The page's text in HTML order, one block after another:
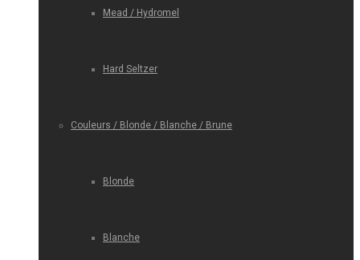
Mead / Hydromel
Hard Seltzer
Couleurs / Blonde / Blanche / Brune
Blonde
Blanche